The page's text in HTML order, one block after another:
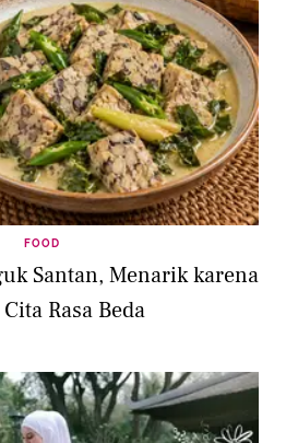
FOOD
Santan, Menarik karena
Rasa Beda